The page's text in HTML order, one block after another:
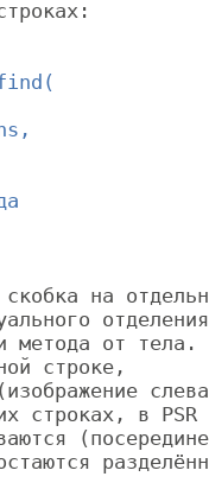
скобка на
метода от тела.
строке,
строках, в PSR